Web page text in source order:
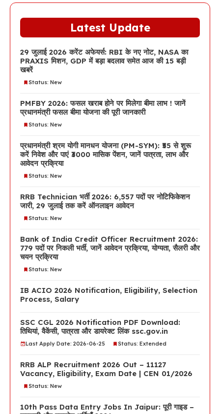
Latest Update
29 जुलाई 2026 करेंट अफेयर्स: RBI के नए नोट, NASA का
PRAXIS मिशन, GDP में बड़ा बदलाव समेत आज की 15 बड़ी
खबरें
Status: New
PMFBY 2026: फसल खराब होने पर मिलेगा बीमा लाभ ! जानें
प्रधानमंत्री फसल बीमा योजना की पूरी जानकारी
Status: New
प्रधानमंत्री श्रम योगी मानधन योजना (PM-SYM): ₹55 से शुरू
करें निवेश और पाएं ₹3000 मासिक पेंशन, जानें पात्रता, लाभ और
आवेदन प्रक्रिया
Status: New
RRB Technician भर्ती 2026: 6,557 पदों पर नोटिफिकेशन
जारी, 29 जुलाई तक करें ऑनलाइन आवेदन
Status: New
Bank of India Credit Officer Recruitment 2026:
779 पदों पर निकली भर्ती, जानें आवेदन प्रक्रिया, योग्यता, सैलरी और
चयन प्रक्रिया
Status: New
IB ACIO 2026 Notification, Eligibility, Selection
Process, Salary
SSC CGL 2026 Notification PDF Download:
तिथियां, वैकेंसी, पात्रता और डायरेक्ट लिंक ssc.gov.in
Last Apply Date: 2026-06-25 Status: Extended
RRB ALP Recruitment 2026 Out – 11127
Vacancy, Eligibility, Exam Date | CEN 01/2026
Status: New
10th Pass Data Entry Jobs In Jaipur: पूरी गाइड –